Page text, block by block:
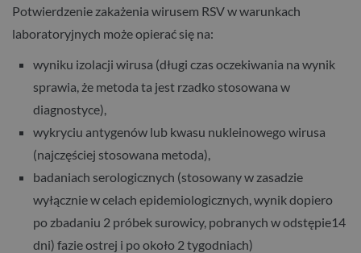
Potwierdzenie zakażenia wirusem RSV w warunkach
laboratoryjnych może opierać się na:
wyniku izolacji wirusa (długi czas oczekiwania na wynik
sprawia, że metoda ta jest rzadko stosowana w
diagnostyce),
wykryciu antygenów lub kwasu nukleinowego wirusa
(najczęściej stosowana metoda),
badaniach serologicznych (stosowany w zasadzie
wyłącznie w celach epidemiologicznych, wynik dopiero
po zbadaniu 2 próbek surowicy, pobranych w odstępie14
dni) fazie ostrej i po około 2 tygodniach)